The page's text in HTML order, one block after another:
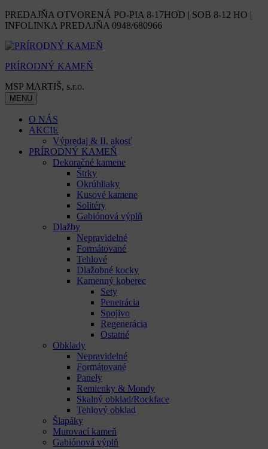
Skip
to
PREDAJŇA OTVORENÁ PO-PIA 8-17HOD | SOB 8-12 HO |
INFOLINKA PREDAJŇA 0948/680966
PRÍRODNÝ KAMEŇ
MSP MARTIŠ, s.r.o.
MENU
O NÁS
AKCIE
Výpredaj & II. akosť
PRÍRODNÝ KAMEŇ
Dekoračné kamene
Štrky
Okrúhliaky
Kusové kamene
Solitéry
Gabiónová výplň
Dlažby
Nepravidelné
Formátované
Tehlové
Dlažobné kocky
Kamenný koberec
Sety
Penetrácia
Spojivo
Regenerácia
Ostatné
Obklady
Nepravidelné
Formátované
Panely
Remienky & Mondy
Skalný obklad/Rockface
Tehlový obklad
Šlapáky
Murovací kameň
Gabiónová výplň